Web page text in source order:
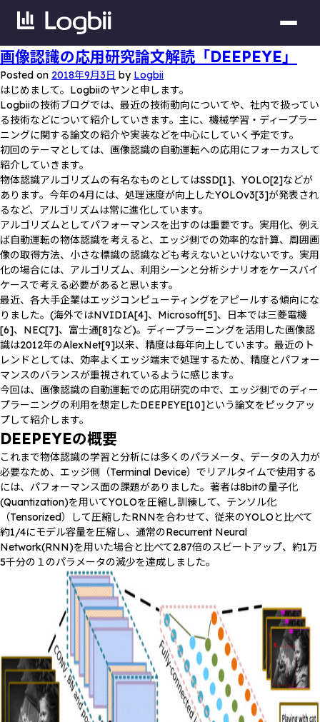
画像認識の応用研究論文解読「DEEPEYE」
Posted on 2018年9月3日 by Logbii
はじめまして。Logbiiのヤンと申します。
Logbiiの技術ブログでは、最近の技術動向についてや、社内で扱ってい
る技術などについて紹介していきます。主に、機械学習・ディープラー
ニングに関する論文の紹介や実装などを中心にしていく予定です。
初回のテーマとしては、画像認識の自動運転への応用にフォーカスして
紹介していきます。
物体認識アルゴリズムの有名なものとしてはSSD[1]、YOLO[2]などが
あります。今年の4月には、処理速度が向上したYOLOv3[3]が発表され
るなど、アルゴリズムは常に進化しています。
アルゴリズムとしてパフォーマンスを出すのは重要です。実用化、例え
ば自動運転の物体認識を考えると、エッジ側での効率的な計算、周囲画
像の取得方法、小さな標識の認識なども考えないといけないです。実用
化の場合には、アルゴリズム、利用シーンと分析シナリオをケースバイ
ケースで考える必要があると思います。
最近、各大手企業はエッジコンピューティングをアピールする傾向にな
りました。(海外ではNVIDIA[4]、Microsoft[5]、日本では三菱電機
[6]、NEC[7]、富士通[8]など)。ディープラーニングを活用した画像認
識は2012年のAlexNet[9]以来、精度は毎年向上しています。最近のト
レンドとしては、効率よくエッジ端末で処理するため、精度とパフォー
マンスのバランスが重視されているように感じます。
今回は、画像認識の自動運転での応用研究の中で、エッジ側でのディー
プラーニングの利用を想定したDEEPEYE[10]という論文をピックアッ
プして紹介します。
DEEPEYEの概要
これまで物体認識の学習と分析には多くのパラメータ、データの入力が
必要なため、エッジ側（Terminal Device）でリアルタイムで使用する
には、パフォーマンス面の課題がありました。著者は8bitの量子化
(Quantization)を用いてYOLOを圧縮し訓練して、テンソル化
（Tensorized）して圧縮したRNNを合わせて、従来のYOLOと比べて
約1/4にモデル容量を圧縮し、通常のRecurrent Neural
Network(RNN)を用いた場合と比べて2.87倍のスビートアップ、約1万
5千分の１のパラメータの減少を達成しました。